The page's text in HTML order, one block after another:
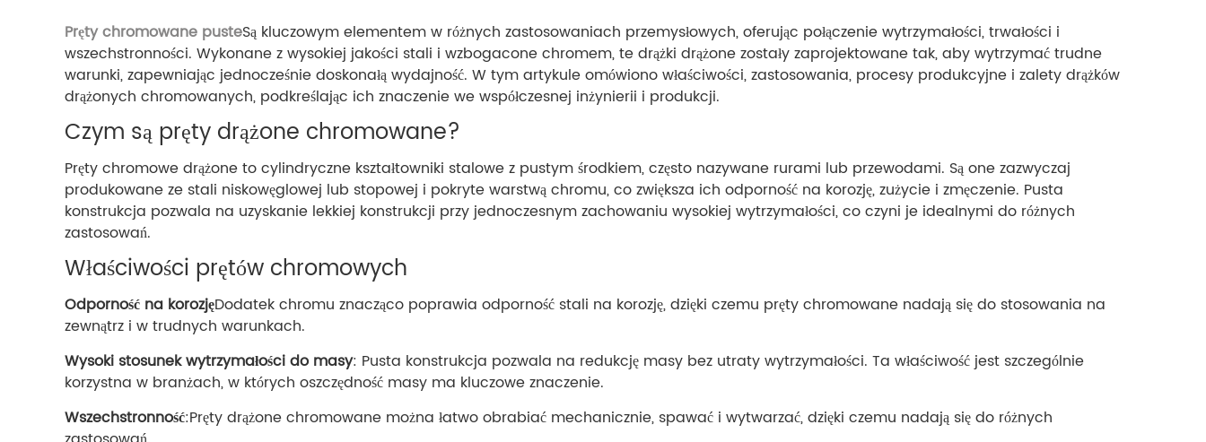
Pręty chromowane pusteSą kluczowym elementem w różnych zastosowaniach przemysłowych, oferując połączenie wytrzymałości, trwałości i
wszechstronności. Wykonane z wysokiej jakości stali i wzbogacone chromem, te drążki drążone zostały zaprojektowane tak, aby wytrzymać trudne
warunki, zapewniając jednocześnie doskonałą wydajność. W tym artykule omówiono właściwości, zastosowania, procesy produkcyjne i zalety drążków
drążonych chromowanych, podkreślając ich znaczenie we współczesnej inżynierii i produkcji.
Czym są pręty drążone chromowane?
Pręty chromowe drążone to cylindryczne kształtowniki stalowe z pustym środkiem, często nazywane rurami lub przewodami. Są one zazwyczaj
produkowane ze stali niskowęglowej lub stopowej i pokryte warstwą chromu, co zwiększa ich odporność na korozję, zużycie i zmęczenie. Pusta
konstrukcja pozwala na uzyskanie lekkiej konstrukcji przy jednoczesnym zachowaniu wysokiej wytrzymałości, co czyni je idealnymi do różnych
zastosowań.
Właściwości prętów chromowych
Odporność na korozjęDodatek chromu znacząco poprawia odporność stali na korozję, dzięki czemu pręty chromowane nadają się do stosowania na
zewnątrz i w trudnych warunkach.
Wysoki stosunek wytrzymałości do masy: Pusta konstrukcja pozwala na redukcję masy bez utraty wytrzymałości. Ta właściwość jest szczególnie
korzystna w branżach, w których oszczędność masy ma kluczowe znaczenie.
Wszechstronność:Pręty drążone chromowane można łatwo obrabiać mechanicznie, spawać i wytwarzać, dzięki czemu nadają się do różnych